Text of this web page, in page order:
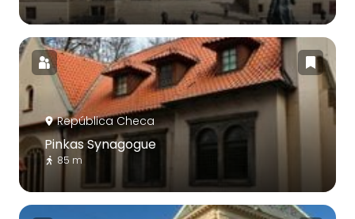
República Checa
Pinkas Synagogue
85 m